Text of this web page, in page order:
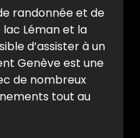
randonnée et de
Léman et la
d’assister à un
Genève est une
de nombreux
tout au